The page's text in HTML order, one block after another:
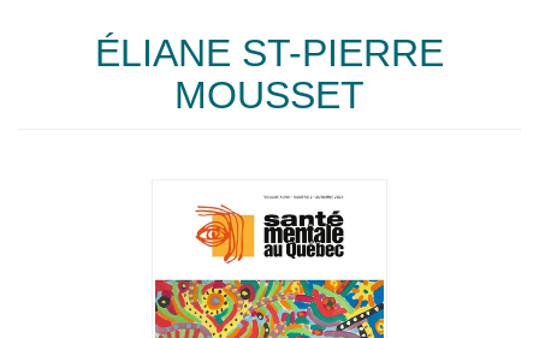
ÉLIANE ST-PIERRE
MOUSSET